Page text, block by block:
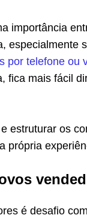
importância
especialmente
por telefone ou
fica mais fácil
estruturar os
própria
é desafio